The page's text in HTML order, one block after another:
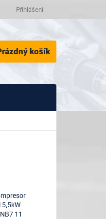
Přihlášení
košík
11